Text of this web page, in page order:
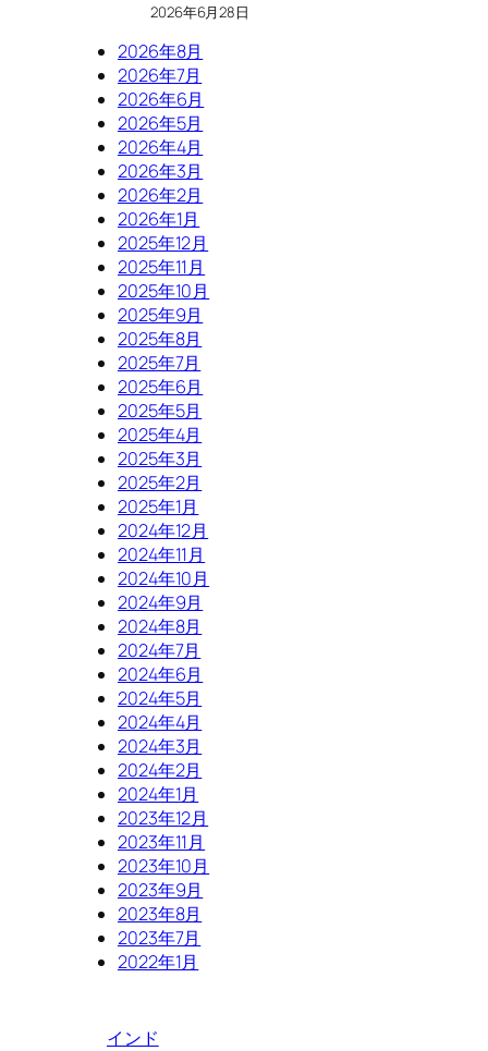
2026年6月28日
2026年8月
2026年7月
2026年6月
2026年5月
2026年4月
2026年3月
2026年2月
2026年1月
2025年12月
2025年11月
2025年10月
2025年9月
2025年8月
2025年7月
2025年6月
2025年5月
2025年4月
2025年3月
2025年2月
2025年1月
2024年12月
2024年11月
2024年10月
2024年9月
2024年8月
2024年7月
2024年6月
2024年5月
2024年4月
2024年3月
2024年2月
2024年1月
2023年12月
2023年11月
2023年10月
2023年9月
2023年8月
2023年7月
2022年1月
インド